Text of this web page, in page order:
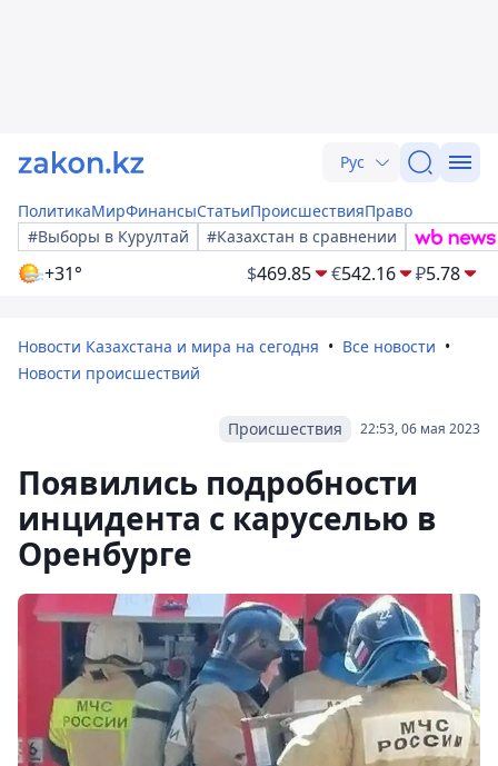
Рус
ПолитикаМирФинансыСтатьиПроисшествияПраво
#Выборы в Курултай
#Казахстан в сравнении
+31° $469.85 €542.16 ₽5.78
Новости Казахстана и мира на сегодня
Все новости
Новости происшествий
22:53, 06 мая 2023
Происшествия
Появились подробности
инцидента с каруселью в
Оренбурге